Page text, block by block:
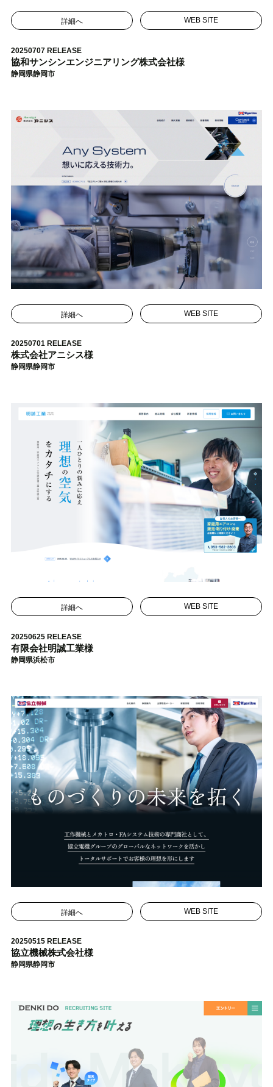
詳細へ WEB SITE
20250707 RELEASE
協和サンシンエンジニアリング株式会社様
静岡県静岡市
詳細へ WEB SITE
20250701 RELEASE
株式会社アニシス様
静岡県静岡市
詳細へ WEB SITE
20250625 RELEASE
有限会社明誠工業様
静岡県浜松市
詳細へ WEB SITE
20250515 RELEASE
協立機械株式会社様
静岡県静岡市